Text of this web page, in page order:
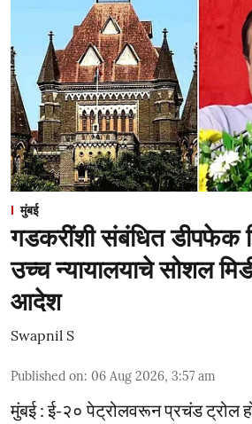
मुंबई
गडकरींशी संबंधित डीपफेक
उच्च न्यायालयाचे सोशल
आदेश
Swapnil S
Published on: 06 Aug 2026, 3:57 am
मुंबई : ई-२० पेट्रोलवरून प्रचंड ट्रोल